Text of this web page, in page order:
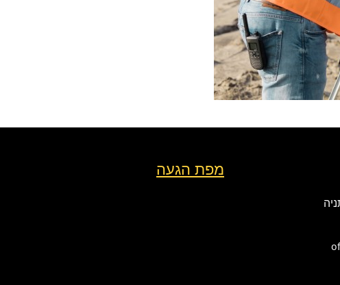
מפת הגעה